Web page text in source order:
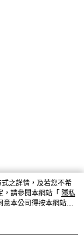
之詳情，及若您不希
請參閱本網站「 隱私
意本公司得按本網站使